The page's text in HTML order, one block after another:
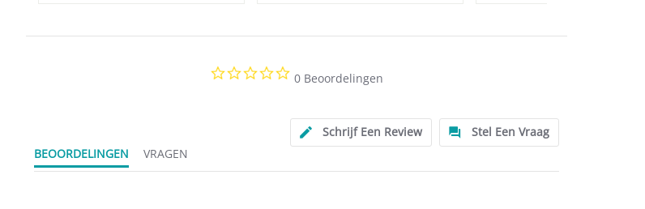
0.0
star
0 Beoordelingen
Schrijf Een Review
Stel Een Vraag
BEOORDELINGEN
VRAGEN